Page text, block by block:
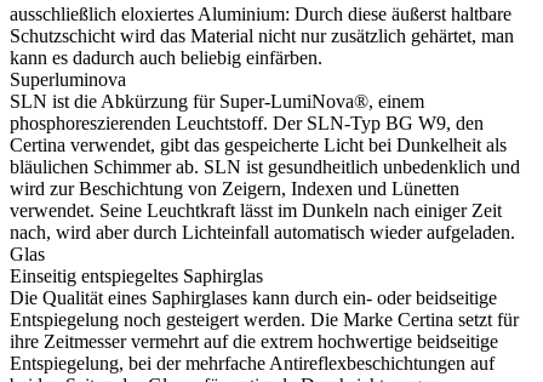
ausschließlich eloxiertes Aluminium: Durch diese äußerst haltbare
Schutzschicht wird das Material nicht nur zusätzlich gehärtet, man
kann es dadurch auch beliebig einfärben.
Superluminova
SLN ist die Abkürzung für Super-LumiNova®, einem
phosphoreszierenden Leuchtstoff. Der SLN-Typ BG W9, den
Certina verwendet, gibt das gespeicherte Licht bei Dunkelheit als
bläulichen Schimmer ab. SLN ist gesundheitlich unbedenklich und
wird zur Beschichtung von Zeigern, Indexen und Lünetten
verwendet. Seine Leuchtkraft lässt im Dunkeln nach einiger Zeit
nach, wird aber durch Lichteinfall automatisch wieder aufgeladen.
Glas
Einseitig entspiegeltes Saphirglas
Die Qualität eines Saphirglases kann durch ein- oder beidseitige
Entspiegelung noch gesteigert werden. Die Marke Certina setzt für
ihre Zeitmesser vermehrt auf die extrem hochwertige beidseitige
Entspiegelung, bei der mehrfache Antireflexbeschichtungen auf